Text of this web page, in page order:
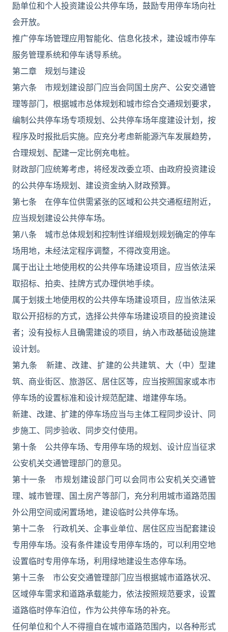
励单位和个人投资建设公共停车场，鼓励专用停车场向社
会开放。
推广停车场管理应用智能化、信息化技术，建设城市停车
服务管理系统和停车诱导系统。
第二章 规划与建设
第六条 市规划建设部门应当会同国土房产、公安交通管
理等部门，根据城市总体规划和城市综合交通规划要求，
编制公共停车场专项规划、公共停车场年度建设计划，按
程序及时报批后实施。应充分考虑新能源汽车发展趋势，
合理规划、配建一定比例充电桩。
财政部门应统筹考虑，将经发改委立项、由政府投资建设
的公共停车场规划、建设资金纳入财政预算。
第七条 在停车位供需紧张的区域和公共交通枢纽附近，
应当规划建设公共停车场。
第八条 城市总体规划和控制性详细规划规划确定的停车
场用地，未经法定程序调整，不得改变用途。
属于出让土地使用权的公共停车场建设项目，应当依法采
取招标、拍卖、挂牌方式办理供地手续。
属于划拨土地使用权的公共停车场建设项目，应当依法采
取公开招标的方式，选择公共停车场建设项目的投资建设
者；没有投标人且确需建设的项目，纳入市政基础设施建
设计划。
第九条 新建、改建、扩建的公共建筑、大（中）型建
筑、商业街区、旅游区、居住区等，应当按照国家或本市
停车场的设置标准和设计规范配建、增建停车场。
新建、改建、扩建的停车场应当与主体工程同步设计、同
步施工、同步验收、同步交付使用。
第十条 公共停车场、专用停车场的规划、设计应当征求
公安机关交通管理部门的意见。
第十一条 市规划建设部门可以会同市公安机关交通管
理、城市管理、国土房产等部门，充分利用城市道路范围
外公用空间或闲置场地，建设临时公共停车场。
第十二条 行政机关、企事业单位、居住区应当配套建设
专用停车场。没有条件建设专用停车场的，可以利用空地
设置临时专用停车场，利用绿地建设生态停车场。
第十三条 市公安交通管理部门应当根据城市道路状况、
区域停车需求和道路承载能力，依法按照规范要求，设置
道路临时停车泊位，作为公共停车场的补充。
任何单位和个人不得擅自在城市道路范围内，以各种形式